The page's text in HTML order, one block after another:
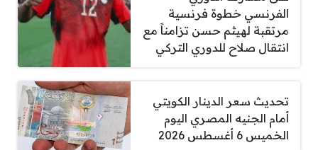
الفرنسي خطوة فرنسية
مرتقبة لهيثم حسن تزامناً مع
انتقال صلاح للدوري التركي
تحديث سعر الدينار الكويتي
أمام الجنيه المصري اليوم
الخميس 6 أغسطس 2026